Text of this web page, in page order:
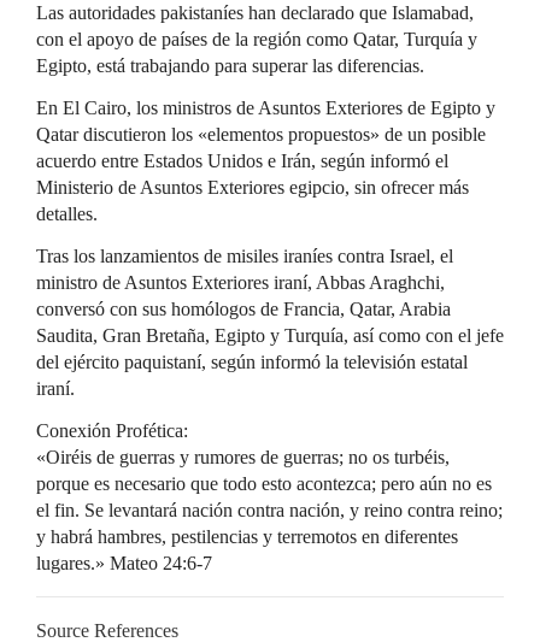
Las autoridades pakistaníes han declarado que Islamabad,
con el apoyo de países de la región como Qatar, Turquía y
Egipto, está trabajando para superar las diferencias.
En El Cairo, los ministros de Asuntos Exteriores de Egipto y
Qatar discutieron los «elementos propuestos» de un posible
acuerdo entre Estados Unidos e Irán, según informó el
Ministerio de Asuntos Exteriores egipcio, sin ofrecer más
detalles.
Tras los lanzamientos de misiles iraníes contra Israel, el
ministro de Asuntos Exteriores iraní, Abbas Araghchi,
conversó con sus homólogos de Francia, Qatar, Arabia
Saudita, Gran Bretaña, Egipto y Turquía, así como con el jefe
del ejército paquistaní, según informó la televisión estatal
iraní.
Conexión Profética:
«Oiréis de guerras y rumores de guerras; no os turbéis,
porque es necesario que todo esto acontezca; pero aún no es
el fin. Se levantará nación contra nación, y reino contra reino;
y habrá hambres, pestilencias y terremotos en diferentes
lugares.» Mateo 24:6-7
Source References